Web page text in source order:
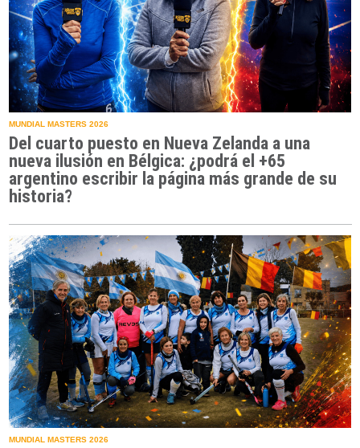
MUNDIAL MASTERS 2026
Del cuarto puesto en Nueva Zelanda a una
nueva ilusión en Bélgica: ¿podrá el +65
argentino escribir la página más grande de su
historia?
MUNDIAL MASTERS 2026